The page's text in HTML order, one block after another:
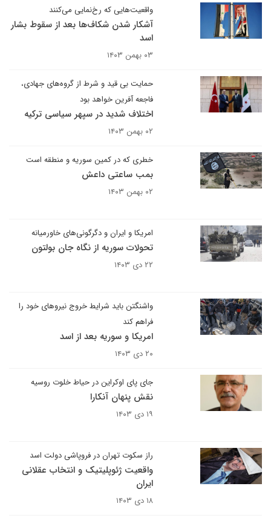
واقعیت‌هایی که رخ‌نمایی می‌کنند
آشکار شدن شکاف‌ها بعد از سقوط بشار
اسد
۰۳ بهمن ۱۴۰۳
حمایت بی قید و شرط از گروه‌های جهادی،
فاجعه آفرین خواهد بود
اختلاف شدید در سپهر سیاسی ترکیه
۰۲ بهمن ۱۴۰۳
خطری که در کمین سوریه و منطقه است
بمب ساعتی داعش
۰۲ بهمن ۱۴۰۳
امریکا و ایران و دگرگونی‌های خاورمیانه
تحولات سوریه از نگاه جان بولتون
۲۲ دی ۱۴۰۳
واشنگتن باید شرایط خروج نیروهای خود را
فراهم کند
امریکا و سوریه بعد از اسد
۲۰ دی ۱۴۰۳
جای پای اوکراین در حیاط خلوت روسیه
نقش پنهان آنکارا
۱۹ دی ۱۴۰۳
راز سکوت تهران در فروپاشی دولت اسد
واقعیت ژئوپلیتیک و انتخاب عقلانی
ایران
۱۸ دی ۱۴۰۳